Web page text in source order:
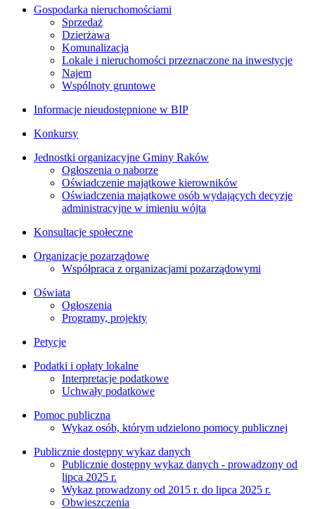
Gospodarka nieruchomościami
Sprzedaż
Dzierżawa
Komunalizacja
Lokale i nieruchomości przeznaczone na inwestycje
Najem
Wspólnoty gruntowe
Informacje nieudostępnione w BIP
Konkursy
Jednostki organizacyjne Gminy Raków
Ogłoszenia o naborze
Oświadczenie majątkowe kierowników
Oświadczenia majątkowe osób wydających decyzje
administracyjne w imieniu wójta
Konsultacje społeczne
Organizacje pozarządowe
Współpraca z organizacjami pozarządowymi
Oświata
Ogłoszenia
Programy, projekty
Petycje
Podatki i opłaty lokalne
Interpretacje podatkowe
Uchwały podatkowe
Pomoc publiczna
Wykaz osób, którym udzielono pomocy publicznej
Publicznie dostępny wykaz danych
Publicznie dostępny wykaz danych - prowadzony od
lipca 2025 r.
Wykaz prowadzony od 2015 r. do lipca 2025 r.
Obwieszczenia